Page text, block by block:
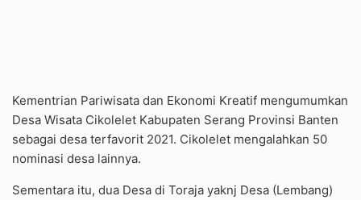
Kementrian Pariwisata dan Ekonomi Kreatif mengumumkan
Desa Wisata Cikolelet Kabupaten Serang Provinsi Banten
sebagai desa terfavorit 2021. Cikolelet mengalahkan 50
nominasi desa lainnya.
Sementara itu, dua Desa di Toraja yaknj Desa (Lembang)